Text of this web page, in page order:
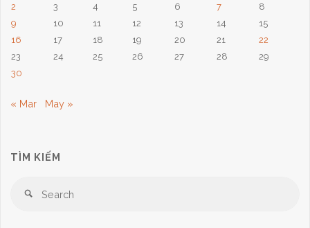
2023:
2
3 4 5 6 7
8
9
10 11 12 13 14
15
16
17 18 19 20 21
22
23
24 25 26 27 28
29
30
« Mar May »
TÌM KIẾM
Search